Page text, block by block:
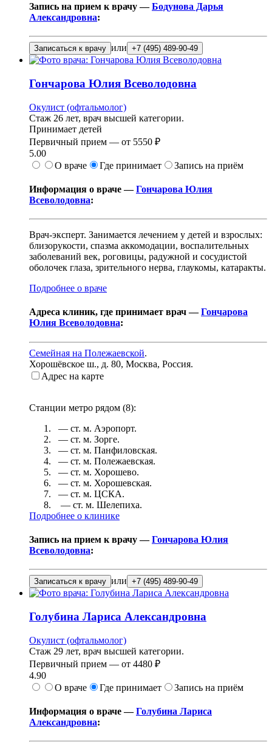
Запись на прием к врачу —Бодунова Дарья
Александровна:
Записаться к врачу или +7 (495) 489-90-49
Гончарова Юлия Всеволодовна
Окулист (офтальмолог)
Стаж 26 лет, врач высшей категории.
Принимает детей
Первичный прием — от 5550 ₽
5.00
О враче
Где принимает Запись на приём
Информация о враче —Гончарова Юлия
Всеволодовна:
Врач-эксперт. Занимается лечением у детей и взрослых:
близорукости, спазма аккомодации, воспалительных
заболеваний век, роговицы, радужной и сосудистой
оболочек глаза, зрительного нерва, глаукомы, катаракты.
Подробнее о враче
Адреса клиник, где принимает врач —Гончарова
Юлия Всеволодовна:
Семейная на Полежаевской.
Хорошёвское ш., д. 80, Москва, Россия.
Адрес на карте
Станции метро рядом (8):
— ст. м. Аэропорт.
— ст. м. Зорге.
— ст. м. Панфиловская.
— ст. м. Полежаевская.
— ст. м. Хорошево.
— ст. м. Хорошевская.
— ст. м. ЦСКА.
— ст. м. Шелепиха.
Подробнее о клинике
Запись на прием к врачу —Гончарова Юлия
Всеволодовна:
Записаться к врачу или +7 (495) 489-90-49
Голубина Лариса Александровна
Окулист (офтальмолог)
Стаж 29 лет, врач высшей категории.
Первичный прием — от 4480 ₽
4.90
О враче
Где принимает Запись на приём
Информация о враче —Голубина Лариса
Александровна: